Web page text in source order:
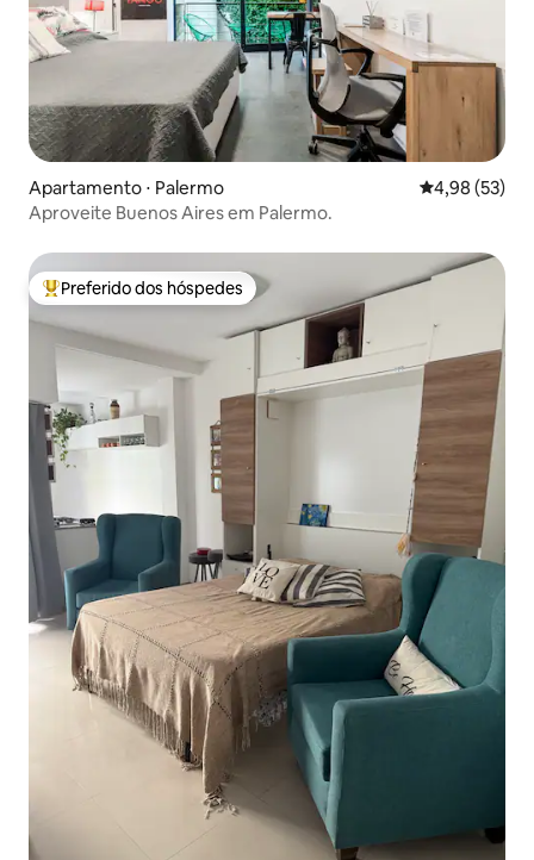
Apartamento ⋅ Palermo 4,98 de uma
4,98 (53)
Aproveite Buenos Aires em Palermo.
Entre os melhores preferidos dos hóspedes
Preferido dos hóspedes